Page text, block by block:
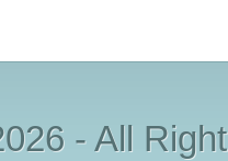
- All